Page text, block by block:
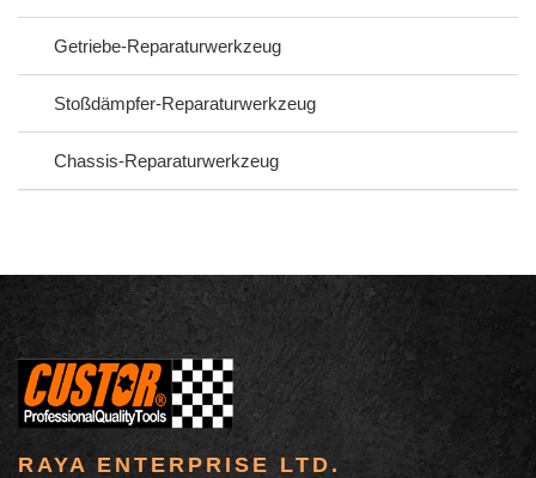
Getriebe‑Reparaturwerkzeug
Stoßdämpfer‑Reparaturwerkzeug
Chassis‑Reparaturwerkzeug
RAYA ENTERPRISE LTD.